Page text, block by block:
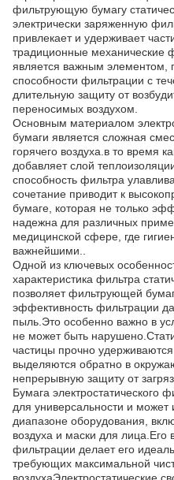
фильтрующую бумагу
электрически заряженную
привлекает и удерживает
традиционные механические
является важным элементом,
способности фильтрации с
длительную защиту от
переносимых воздухом.
Основным материалом
бумаги является сложная
горячего воздуха.в то время
добавляет слой
способность фильтра
сочетание приводит к
бумаге, которая не только
надежна для различных
медицинской сфере, где
важнейшими..
Одной из ключевых
характеристика фильтра
позволяет фильтрующей
эффективность фильтрации
пыль.Это особенно важно в
не может быть
частицы прочно
выделяются обратно в
непрерывную защиту от
Бумага электростатического
для универсальности и может
диапазоне оборудования,
воздуха и маски для лица.Его
фильтрации делает его
требующих максимальной